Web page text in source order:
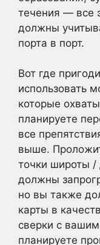
течения — все
должны
порта в порт.
Вот где
использовать
которые
планируете
все
выше.
точки широты
должны
но вы также
карты в
сверки с
планируете